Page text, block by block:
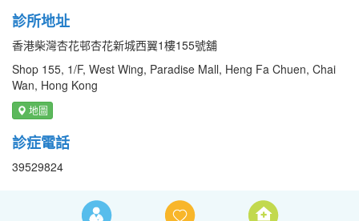
診所地址
香港柴灣杏花邨杏花新城西翼1樓155號舖
Shop 155, 1/F, West Wing, Paradise Mall, Heng Fa Chuen, Chai
Wan, Hong Kong
地圖
診症電話
39529824